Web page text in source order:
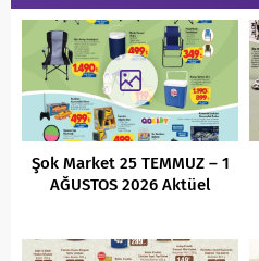
Şok Market 25 TEMMUZ – 1
AĞUSTOS 2026 Aktüel